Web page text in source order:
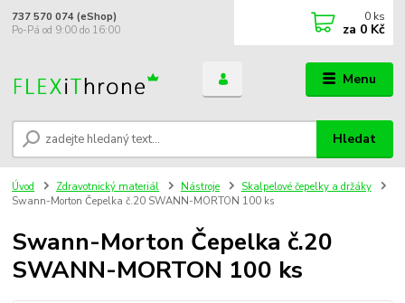
Menu
Hledat
737 570 074 (eShop)
Po-Pá od 9:00 do 16:00
0 ks
za 0 Kč
Úvod Zdravotnický materiál Nástroje
Skalpelové čepelky a držáky
Swann-Morton Čepelka č.20 SWANN-MORTON 100 ks
Swann-Morton Čepelka č.20
SWANN-MORTON 100 ks